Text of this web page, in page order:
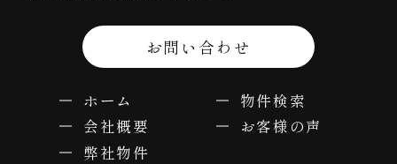
お問い合わせ
ホーム
物件検索
会社概要
お客様の声
弊社物件